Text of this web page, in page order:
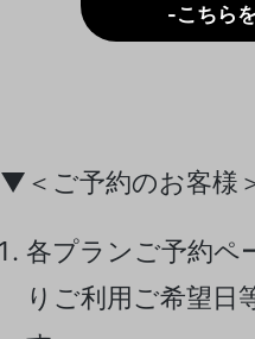
-こちら
▼＜ご予約のお客様
各プランご予約ペ
りご利用ご希望日